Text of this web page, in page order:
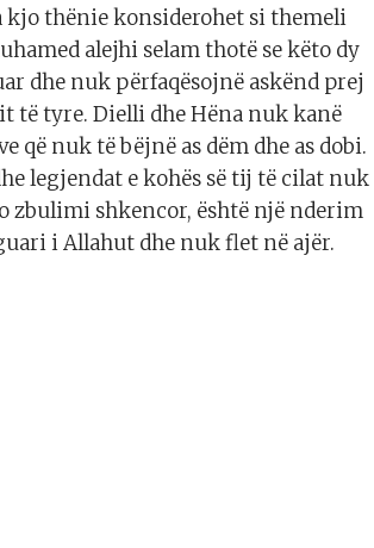
thënie konsiderohet si themeli
alejhi selam thotë se këto dy
dhe nuk përfaqësojnë askënd prej
të tyre. Dielli dhe Hëna nuk kanë
që nuk të bëjnë as dëm dhe as dobi.
legjendat e kohës së tij të cilat nuk
zbulimi shkencor, është një nderim
i Allahut dhe nuk flet në ajër.